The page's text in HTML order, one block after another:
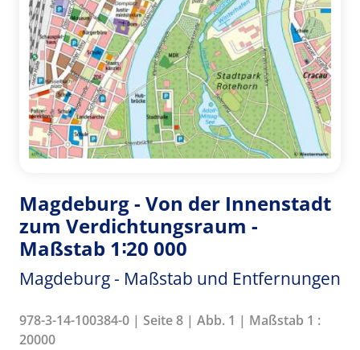
Magdeburg - Von der Innenstadt
zum Verdichtungsraum -
Maßstab 1∶20 000
Magdeburg - Maßstab und Entfernungen
978-3-14-100384-0 | Seite 8 | Abb. 1 | Maßstab 1 :
20000